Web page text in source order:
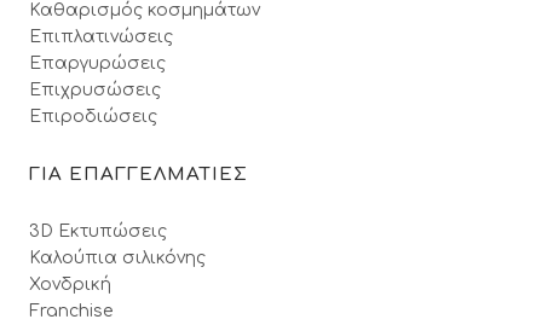
Καθαρισμός κοσμημάτων
Επιπλατινώσεις
Επαργυρώσεις
Επιχρυσώσεις
Επιροδιώσεις
ΓΙΑ ΕΠΑΓΓΕΛΜΑΤΙΕΣ
3D Εκτυπώσεις
Καλούπια σιλικόνης
Χονδρική
Franchise